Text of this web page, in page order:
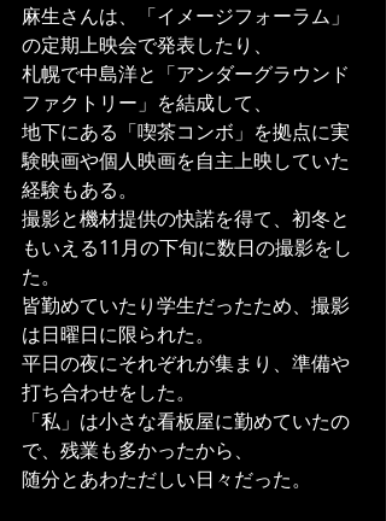
麻生さんは、「イメージフォーラム」
の定期上映会で発表したり、
札幌で中島洋と「アンダーグラウンド
ファクトリー」を結成して、
地下にある「喫茶コンボ」を拠点に実
験映画や個人映画を自主上映していた
経験もある。
撮影と機材提供の快諾を得て、初冬と
もいえる11月の下旬に数日の撮影をし
た。
皆勤めていたり学生だったため、撮影
は日曜日に限られた。
平日の夜にそれぞれが集まり、準備や
打ち合わせをした。
「私」は小さな看板屋に勤めていたの
で、残業も多かったから、
随分とあわただしい日々だった。